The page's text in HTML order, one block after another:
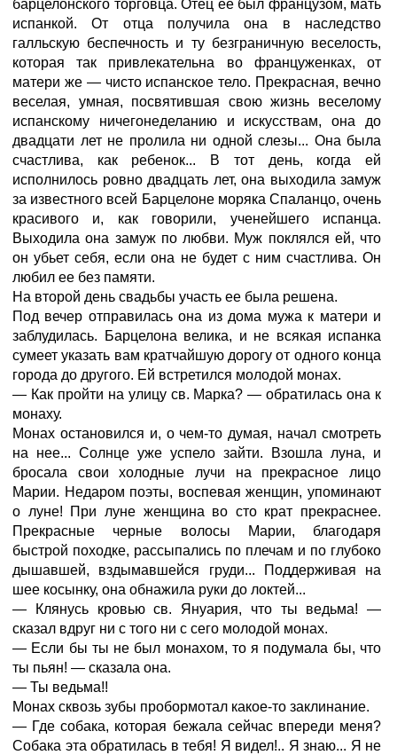
барцелонского торговца. Отец ее был французом, мать
испанкой. От отца получила она в наследство
галльскую беспечность и ту безграничную веселость,
которая так привлекательна во француженках, от
матери же — чисто испанское тело. Прекрасная, вечно
веселая, умная, посвятившая свою жизнь веселому
испанскому ничегонеделанию и искусствам, она до
двадцати лет не пролила ни одной слезы... Она была
счастлива, как ребенок... В тот день, когда ей
исполнилось ровно двадцать лет, она выходила замуж
за известного всей Барцелоне моряка Спаланцо, очень
красивого и, как говорили, ученейшего испанца.
Выходила она замуж по любви. Муж поклялся ей, что
он убьет себя, если она не будет с ним счастлива. Он
любил ее без памяти.
На второй день свадьбы участь ее была решена.
Под вечер отправилась она из дома мужа к матери и
заблудилась. Барцелона велика, и не всякая испанка
сумеет указать вам кратчайшую дорогу от одного конца
города до другого. Ей встретился молодой монах.
— Как пройти на улицу св. Марка? — обратилась она к
монаху.
Монах остановился и, о чем-то думая, начал смотреть
на нее... Солнце уже успело зайти. Взошла луна, и
бросала свои холодные лучи на прекрасное лицо
Марии. Недаром поэты, воспевая женщин, упоминают
о луне! При луне женщина во сто крат прекраснее.
Прекрасные черные волосы Марии, благодаря
быстрой походке, рассыпались по плечам и по глубоко
дышавшей, вздымавшейся груди... Поддерживая на
шее косынку, она обнажила руки до локтей...
— Клянусь кровью св. Януария, что ты ведьма! —
сказал вдруг ни с того ни с сего молодой монах.
— Если бы ты не был монахом, то я подумала бы, что
ты пьян! — сказала она.
— Ты ведьма!!
Монах сквозь зубы пробормотал какое-то заклинание.
— Где собака, которая бежала сейчас впереди меня?
Собака эта обратилась в тебя! Я видел!.. Я знаю... Я не